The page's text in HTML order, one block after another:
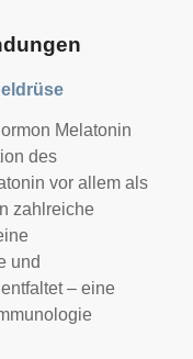
Melatonin
des
vor allem als
zahlreiche
und
– eine